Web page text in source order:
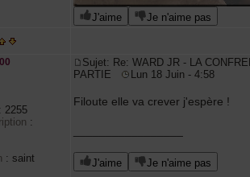
J'aime Je n'aime pas
: 2255
:
: saint
Sujet: Re: WARD JR - LA
PARTIE
Lun 18 Juin - 4:58
Filoute elle va crever j'espère !
J'aime Je n'aime pas